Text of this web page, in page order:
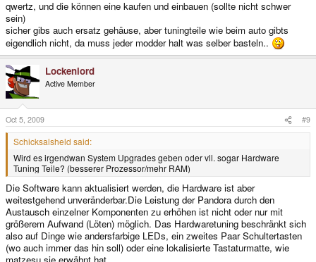
qwertz, und die können eine kaufen und einbauen (sollte nicht schwer
sein)
sicher gibs auch ersatz gehäuse, aber tuningteile wie beim auto gibts
eigendlich nicht, da muss jeder modder halt was selber basteln..
Lockenlord
Active Member
Oct 5, 2009 #9
Schicksalsheld said:
Wird es irgendwan System Upgrades geben oder vll. sogar Hardware
Tuning Teile? (besserer Prozessor/mehr RAM)
Die Software kann aktualisiert werden, die Hardware ist aber
weitestgehend unveränderbar.Die Leistung der Pandora durch den
Austausch einzelner Komponenten zu erhöhen ist nicht oder nur mit
größerem Aufwand (Löten) möglich. Das Hardwaretuning beschränkt sich
also auf Dinge wie andersfarbige LEDs, ein zweites Paar Schultertasten
(wo auch immer das hin soll) oder eine lokalisierte Tastaturmatte, wie